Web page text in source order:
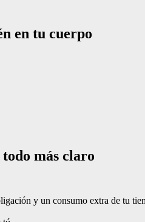
en tu cuerpo
más claro
y un consumo extra de tu